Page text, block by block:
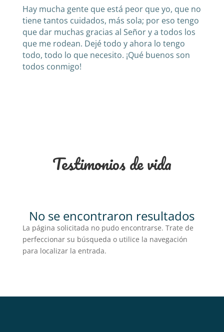
Hay mucha gente que está peor que yo, que no
tiene tantos cuidados, más sola; por eso tengo
que dar muchas gracias al Señor y a todos los
que me rodean. Dejé todo y ahora lo tengo
todo, todo lo que necesito. ¡Qué buenos son
todos conmigo!
Testimonios de vida
No se encontraron resultados
La página solicitada no pudo encontrarse. Trate de
perfeccionar su búsqueda o utilice la navegación
para localizar la entrada.